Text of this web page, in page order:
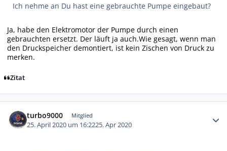
Ich nehme an Du hast eine gebrauchte Pumpe eingebaut?
Ja, habe den Elektromotor der Pumpe durch einen
gebrauchten ersetzt. Der läuft ja auch.Wie gesagt, wenn man
den Druckspeicher demontiert, ist kein Zischen von Druck zu
merken.
Zitat
turbo9000 Mitglied
25. April 2020 um 16:2225. Apr 2020